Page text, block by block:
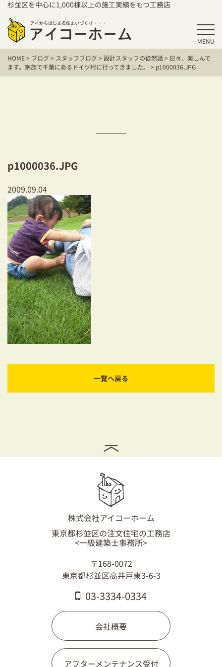
杉並区を中心に1,000棟以上の施工実績をもつ工務店
MENU
HOME
アイコーホームの家づくり
保証／アフターサポート
建て替えをお考えの方
耐震対策も安心の家づくり
リフォーム・リノベーションをお考えの方
必見！土地からお探しの方へ
資金計画についてのご相談
ショールーム
03-3334-0334
HOME> ブログ> スタッフブログ>設計スタッフの徒然話> 日々、楽しんで
ます。家族で千葉にあるドイツ村に行ってきました。
> p1000036.JPG
p1000036.JPG
2009.09.04
一覧へ戻る
株式会社アイコーホーム
東京都杉並区の注文住宅の工務店
<一級建築士事務所>
〒168-0072
東京都杉並区高井戸東3-6-3
03-3334-0334
会社概要
アフターメンテナンス受付